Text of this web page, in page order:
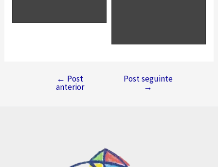
Navegação
← Post
anterior
Post seguinte
→